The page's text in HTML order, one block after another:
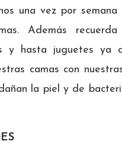
una vez por
Además
y hasta juguetes ya
camas con
la piel y de